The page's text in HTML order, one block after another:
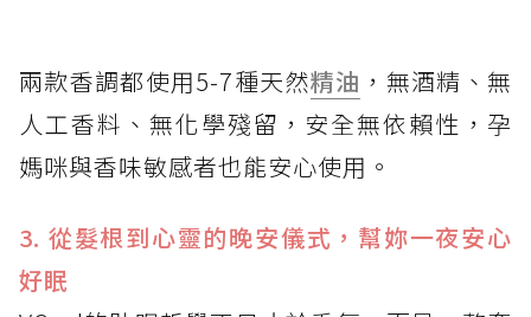
兩款香調都使用5-7種天然精油 ，無酒精、無
人工香料、無化學殘留，安全無依賴性，孕
媽咪與香味敏感者也能安心使用。
3. 從髮根到心靈的晚安儀式，幫妳一夜安心
好眠